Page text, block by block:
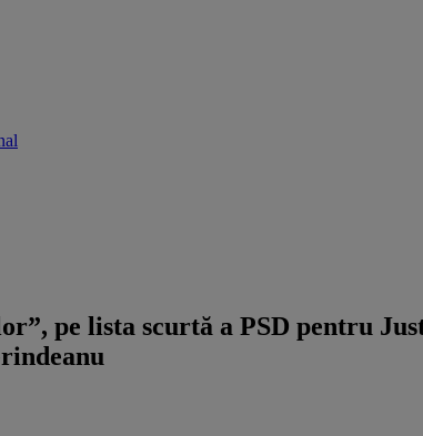
pe lista scurtă a PSD pentru